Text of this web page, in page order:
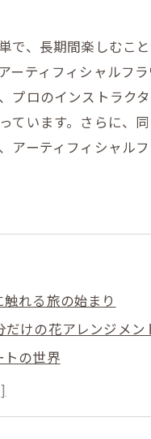
、長期間楽しむこ
ティフィシャルフ
ロのインストラク
います。さらに、
ーティフィシャル
れる旅の始まり
けの花アレンジメン
トの世界
にする方法